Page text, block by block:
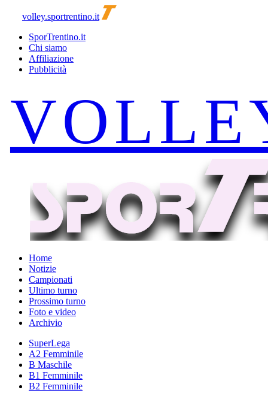
volley.sportrentino.it
SporTrentino.it
Chi siamo
Affiliazione
Pubblicità
Home
Notizie
Campionati
Ultimo turno
Prossimo turno
Foto e video
Archivio
SuperLega
A2 Femminile
B Maschile
B1 Femminile
B2 Femminile